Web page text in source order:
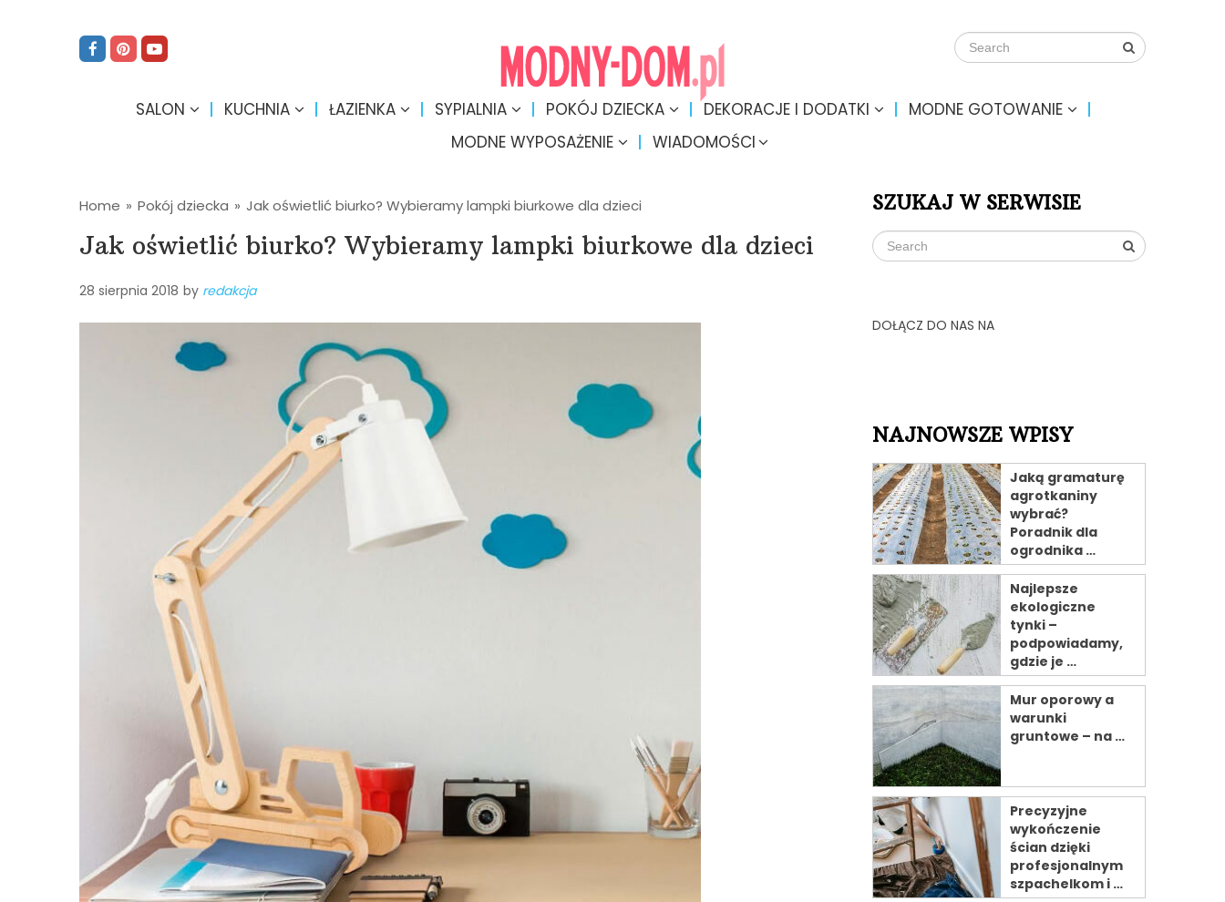
SALON KUCHNIA ŁAZIENKA SYPIALNIA POKÓJ DZIECKA DEKORACJE I DODATKI
MODNE GOTOWANIE
MODNE WYPOSAŻENIE
WIADOMOŚCI
Home » Pokój dziecka » Jak oświetlić biurko? Wybieramy lampki biurkowe dla dzieci
Jak oświetlić biurko? Wybieramy lampki biurkowe dla dzieci
28 sierpnia 2018 by redakcja
SZUKAJ W SERWISIE
DOŁĄCZ DO NAS NA
NAJNOWSZE WPISY
Jaką gramaturę
agrotkaniny
wybrać?
Poradnik dla
ogrodnika …
Najlepsze
ekologiczne
tynki –
podpowiadamy,
gdzie je …
Mur oporowy a
warunki
gruntowe – na …
Precyzyjne
wykończenie
ścian dzięki
profesjonalnym
szpachelkom i …